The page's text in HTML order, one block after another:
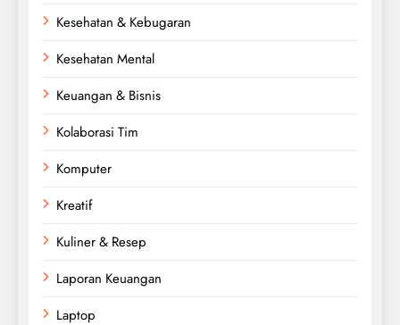
Kesehatan & Kebugaran
Kesehatan Mental
Keuangan & Bisnis
Kolaborasi Tim
Komputer
Kreatif
Kuliner & Resep
Laporan Keuangan
Laptop